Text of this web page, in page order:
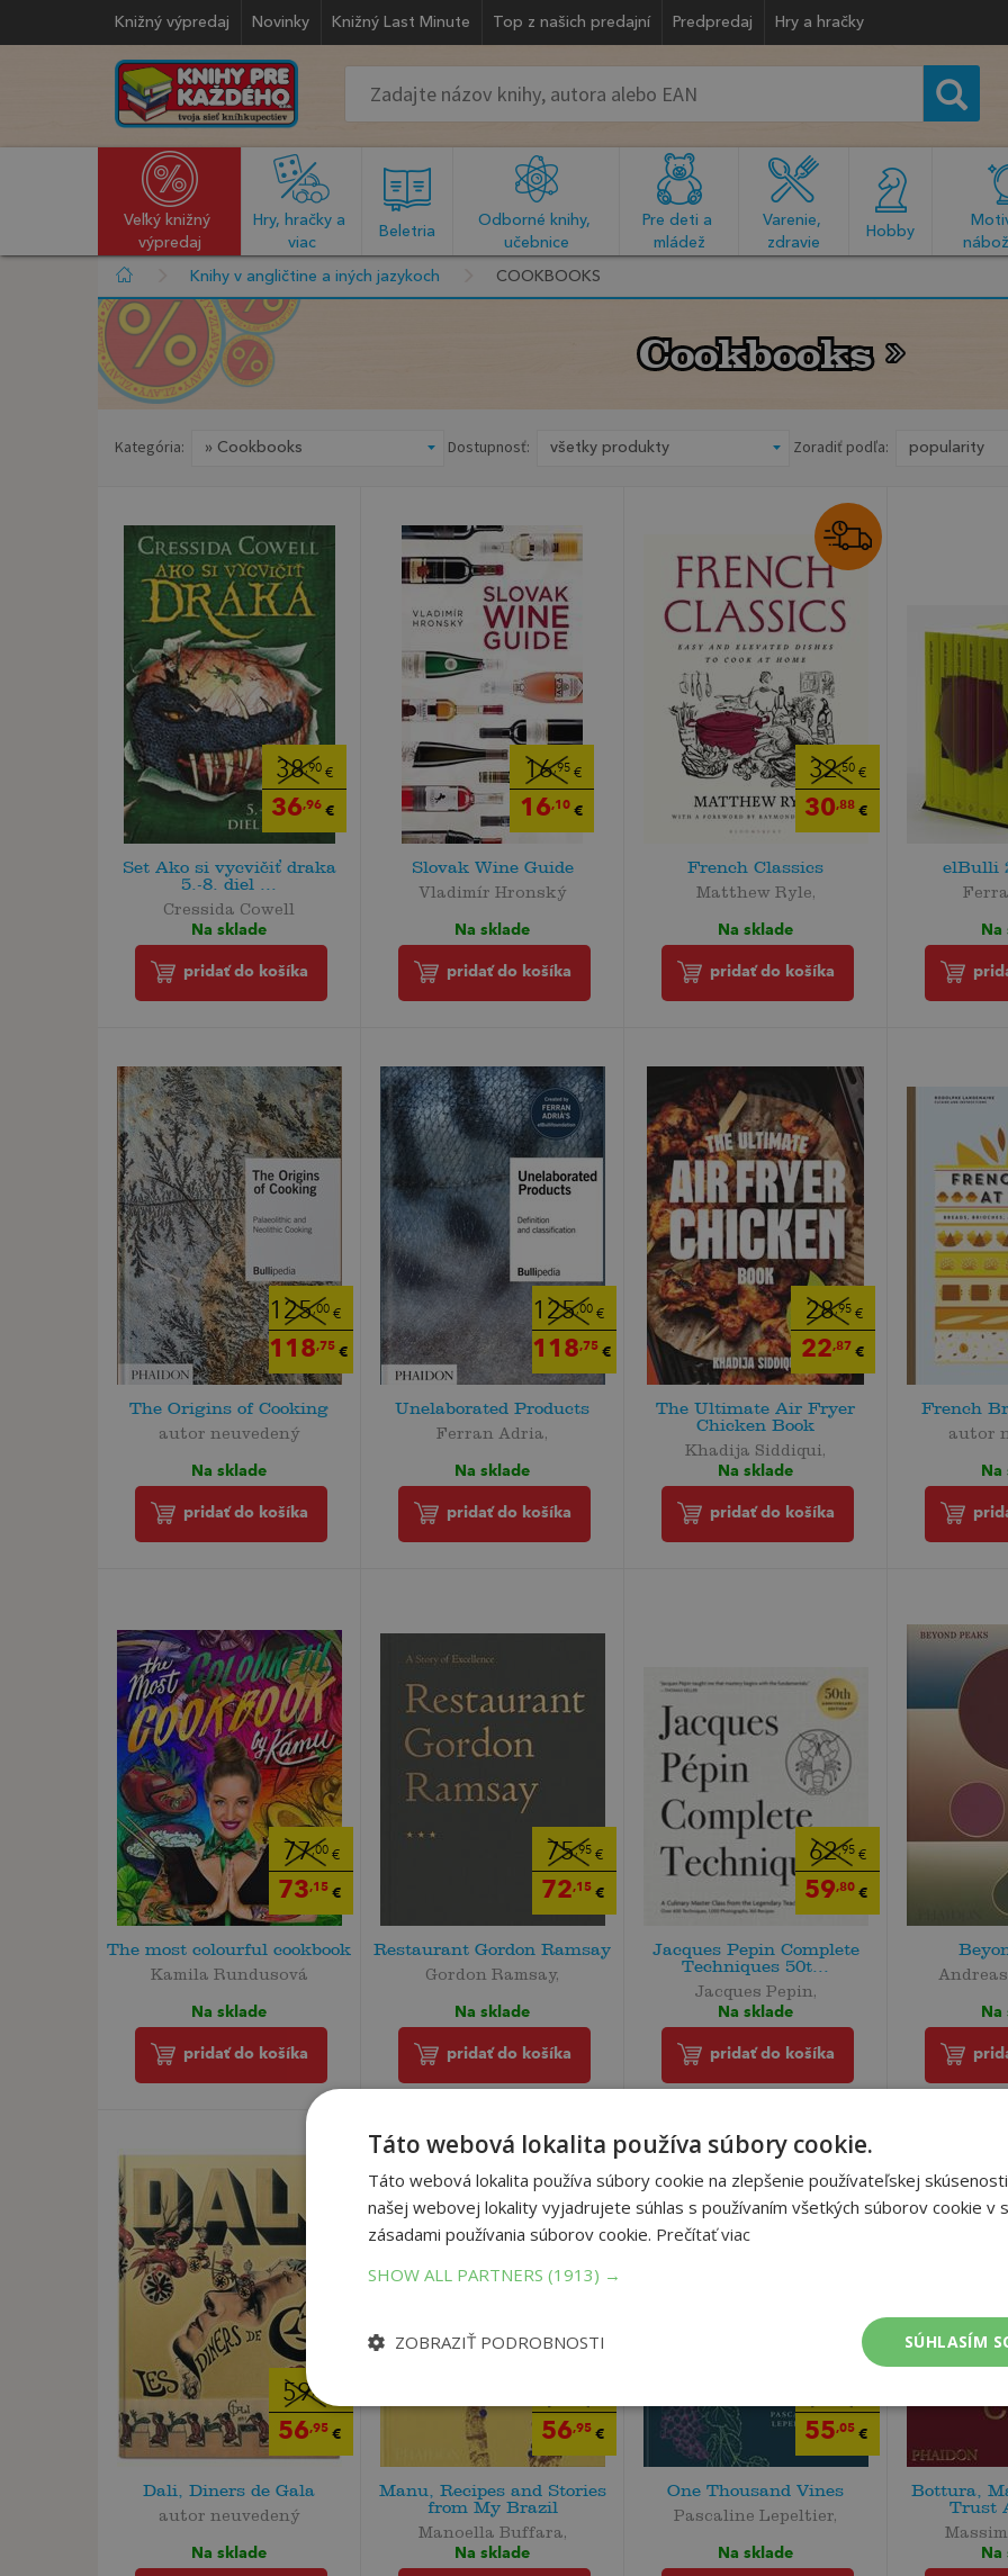
Knižný výpredaj Novinky Knižný Last Minute Top z našich predajní Predpredaj Hry a hračky
Veľký knižný
výpredaj
Hry, hračky a
viac
Beletria
Odborné knihy,
učebnice
Pre deti a
mládež
Varenie,
zdravie
Hobby
Knihy v angličtine a iných jazykoch COOKBOOKS
Cookbooks
Cookbooks
Kategória: Dostupnosť: Zoradiť podľa:
38,90 €
36,96 €
Set Ako si vycvičiť draka
5.-8. diel ...
Cressida Cowell
Na sklade
pridať do košíka
16,95€
16,10€
Slovak Wine Guide
Vladimír Hronský
Na sklade
pridať do košíka
32,50 €
30,88 €
French Classics
Matthew Ryle,
Na sklade
pridať do košíka
elBulli
Na
125,00€
118,75€
The Origins of Cooking
autor neuvedený
Na sklade
pridať do košíka
125,00€
118,75€
Unelaborated Products
Ferran Adria,
Na sklade
pridať do košíka
28,95€
22,87 €
The Ultimate Air Fryer
Chicken Book
Khadija Siddiqui,
Na sklade
pridať do košíka
French
autor
Na
77,00 €
73,15 €
The most colourful cookbook
Kamila Rundusová
Na sklade
pridať do košíka
75,95 €
72,15 €
Restaurant Gordon Ramsay
Gordon Ramsay,
Na sklade
pridať do košíka
62,95 €
59,80 €
Jacques Pepin Complete
Techniques 50t...
Jacques Pepin,
Na sklade
pridať do košíka
Na
59,95
56,95 €
Dali, Diners de Gala
autor neuvedený
Na sklade
56,95 €
Manu, Recipes and Stories
from My Brazil
Manoella Buffara,
Na sklade
55,05 €
One Thousand Vines
Pascaline Lepeltier,
Na sklade
Bottura,
Trust
Na
Táto webová lokalita používa súbory cookie.
Táto webová lokalita používa súbory cookie na zlepšenie používateľskej
našej webovej lokality vyjadrujete súhlas s používaním všetkých súborov cookie v
zásadami používania súborov cookie. Prečítať viac
SHOW ALL PARTNERS (1913) →
SÚHLASÍM
ZOBRAZIŤ PODROBNOSTI